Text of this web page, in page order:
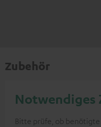
Zubehör
Notwendiges
Bitte prüfe, ob